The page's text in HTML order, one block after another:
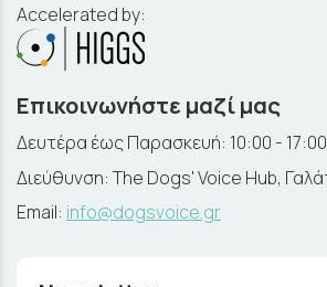
Accelerated by:
Επικοινωνήστε μαζί μας
Δευτέρα έως Παρασκευή: 10:00 - 17:00
Διεύθυνση: The Dogs' Voice Hub,
Email: info@dogsvoice.gr